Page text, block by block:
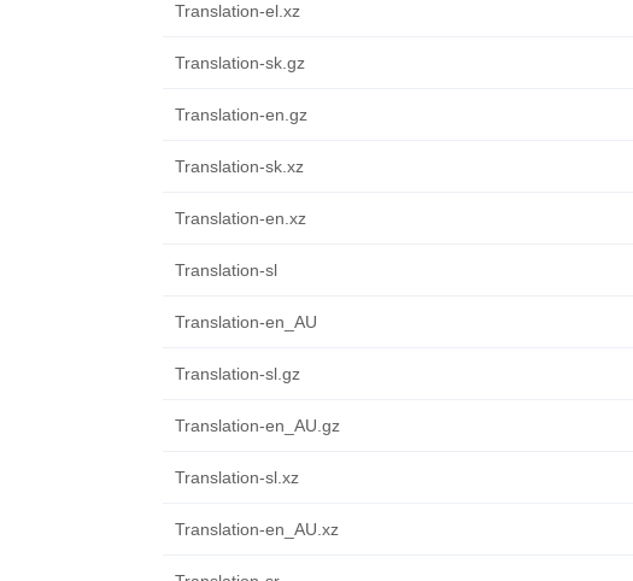
Translation-el.xz
Translation-sk.gz
Translation-en.gz
Translation-sk.xz
Translation-en.xz
Translation-sl
Translation-en_AU
Translation-sl.gz
Translation-en_AU.gz
Translation-sl.xz
Translation-en_AU.xz